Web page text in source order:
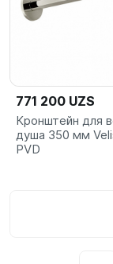
771 200 UZS
Кронштейн для
душа 350 мм
PVD